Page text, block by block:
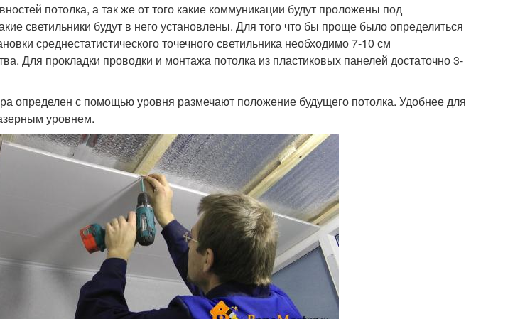
потолка, а так же от того какие коммуникации будут проложены под
светильники будут в него установлены. Для того что бы проще было определиться
среднестатистического точечного светильника необходимо 7-10 см
Для прокладки проводки и монтажа потолка из пластиковых панелей достаточно 3-
определен с помощью уровня размечают положение будущего потолка. Удобнее для
уровнем.